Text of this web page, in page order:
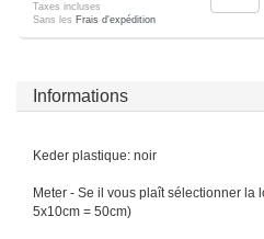
Taxes incluses
Sans les Frais d'expédition
Informations
Keder plastique: noir
Meter - Se il vous plaît sélectionner la
5x10cm = 50cm)